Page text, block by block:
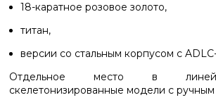
18-каратное розовое золото,
титан,
версии со стальным корпусом с
Отдельное место в
скелетонизированные модели с